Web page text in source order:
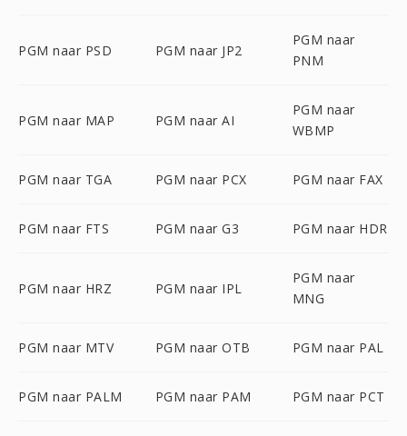
PGM naar PSD PGM naar JP2
PGM naar
PNM
PGM naar MAP PGM naar AI
PGM naar
WBMP
PGM naar TGA PGM naar PCX PGM naar FAX
PGM naar FTS PGM naar G3 PGM naar HDR
PGM naar HRZ PGM naar IPL
PGM naar
MNG
PGM naar MTV PGM naar OTB PGM naar PAL
PGM naar PALM PGM naar PAM PGM naar PCT